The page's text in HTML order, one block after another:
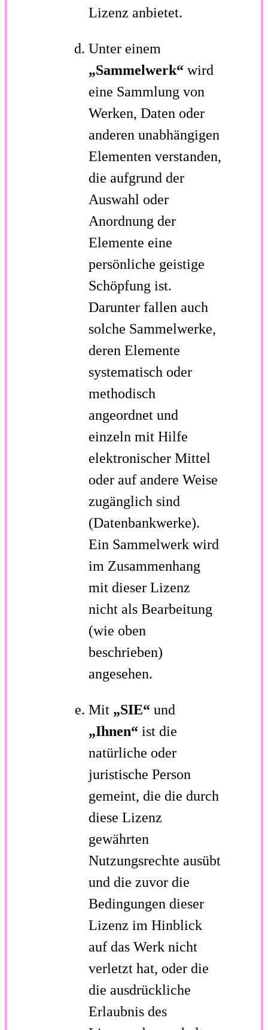
Lizenz anbietet.
Unter einem
„Sammelwerk“ wird
eine Sammlung von
Werken, Daten oder
anderen unabhängigen
Elementen verstanden,
die aufgrund der
Auswahl oder
Anordnung der
Elemente eine
persönliche geistige
Schöpfung ist.
Darunter fallen auch
solche Sammelwerke,
deren Elemente
systematisch oder
methodisch
angeordnet und
einzeln mit Hilfe
elektronischer Mittel
oder auf andere Weise
zugänglich sind
(Datenbankwerke).
Ein Sammelwerk wird
im Zusammenhang
mit dieser Lizenz
nicht als Bearbeitung
(wie oben
beschrieben)
angesehen.
Mit „SIE“ und
„Ihnen“ ist die
natürliche oder
juristische Person
gemeint, die die durch
diese Lizenz
gewährten
Nutzungsrechte ausübt
und die zuvor die
Bedingungen dieser
Lizenz im Hinblick
auf das Werk nicht
verletzt hat, oder die
die ausdrückliche
Erlaubnis des